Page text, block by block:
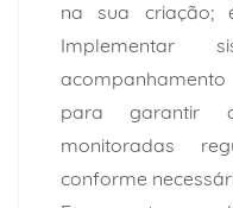
na sua criação;
Implementar
para garantir
monitoradas
conforme